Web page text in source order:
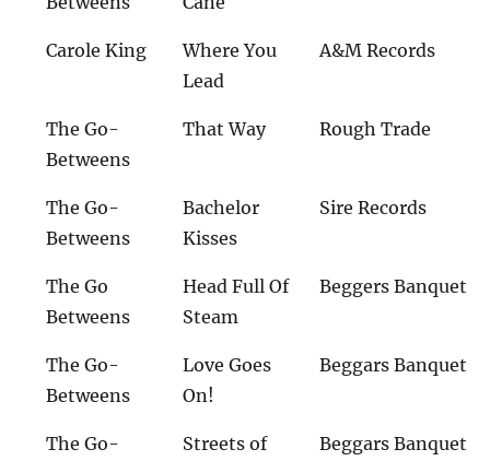
Carole King
Where You
Lead
A&M Records
The Go-
Betweens
That Way Rough Trade
The Go-
Betweens
Bachelor
Kisses
Sire Records
The Go
Betweens
Head Full Of
Steam
Beggers Banquet
The Go-
Betweens
Love Goes
On!
Beggars Banquet
The Go-
Streets of
Beggars Banquet